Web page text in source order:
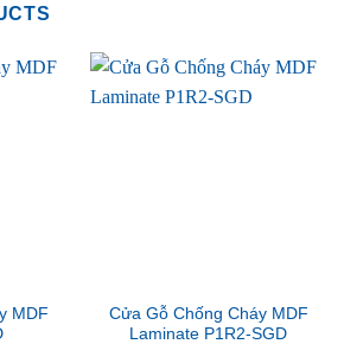
MDF
Cửa Gỗ Chống Cháy MDF
Laminate P1R2-SGD